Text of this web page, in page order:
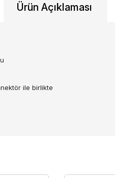
Ürün Açıklaması
ile birlikte